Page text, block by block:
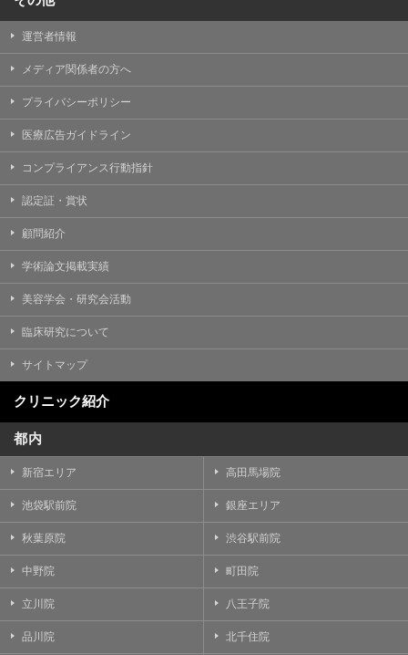
運営者情報
メディア関係者の方へ
プライバシーポリシー
医療広告ガイドライン
コンプライアンス行動指針
認定証・賞状
顧問紹介
学術論文掲載実績
美容学会・研究会活動
臨床研究について
サイトマップ
クリニック紹介
都内
新宿エリア 高田馬場院
池袋駅前院 銀座エリア
秋葉原院 渋谷駅前院
中野院 町田院
立川院 八王子院
品川院 北千住院